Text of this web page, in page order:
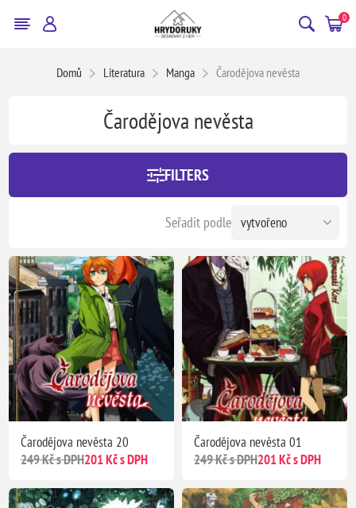
0
Domů Literatura Manga Čarodějova nevěsta
Čarodějova nevěsta
FILTERS
Seřadit podle
Čarodějova nevěsta 20
249 Kč s DPH201 Kč s DPH
Čarodějova nevěsta 01
249 Kč s DPH201 Kč s DPH